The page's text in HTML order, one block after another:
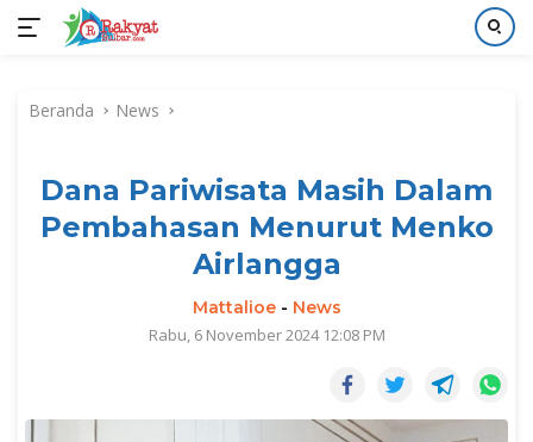
kontenBeranda News
Dana Pariwisata Masih Dalam
Pembahasan Menurut Menko
Airlangga
Mattalioe- News
Rabu, 6 November 2024 12:08 PM